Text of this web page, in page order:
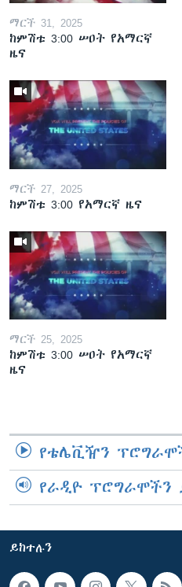
ማርች 31, 2025
ከምሽቱ 3:00 ሠዐት የአማርኛ
ዜና
ማርች 27, 2025
ከምሽቱ 3:00 የአማርኛ ዜና
ማርች 25, 2025
ከምሽቱ 3:00 ሠዐት የአማርኛ
ዜና
የቴሌቪዥን
የራዲዮ ፕሮግራሞችን
ይከተሉን